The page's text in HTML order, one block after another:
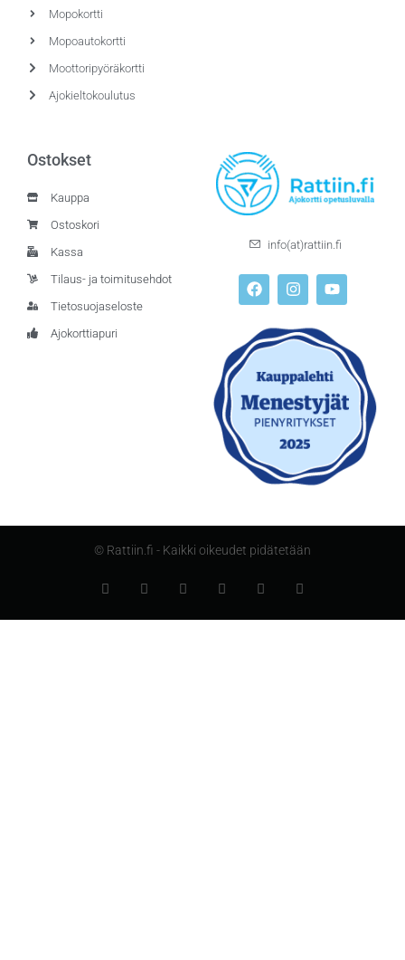
Mopokortti
Mopoautokortti
Moottoripyöräkortti
Ajokieltokoulutus
Ostokset
Kauppa
Ostoskori
Kassa
Tilaus- ja toimitusehdot
Tietosuojaseloste
Ajokorttiapuri
info(at)rattiin.fi
© Rattiin.fi - Kaikki oikeudet pidätetään